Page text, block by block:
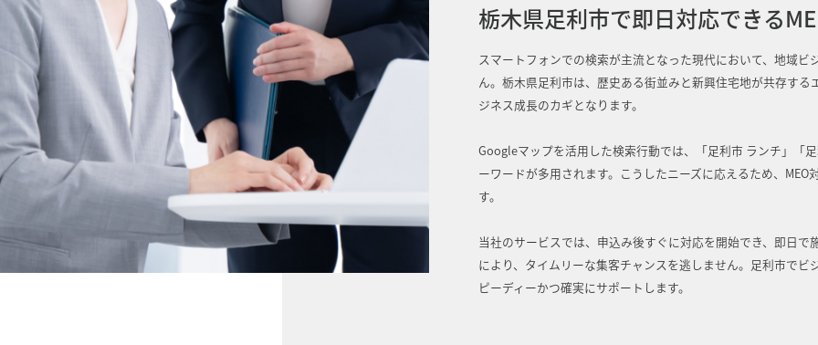
栃木県足利市で即日対応できる
スマートフォンでの検索が主流となった現代において、地域ビ
ん。栃木県足利市は、歴史ある街並みと新興住宅地が共存す
ジネス成長のカギとなります。
Googleマップを活用した検索行動では、「足利市 ランチ」「
ーワードが多用されます。こうしたニーズに応えるため、
す。
当社のサービスでは、申込み後すぐに対応を開始でき、即日で
により、タイムリーな集客チャンスを逃しません。足利市で
ピーディーかつ確実にサポートします。